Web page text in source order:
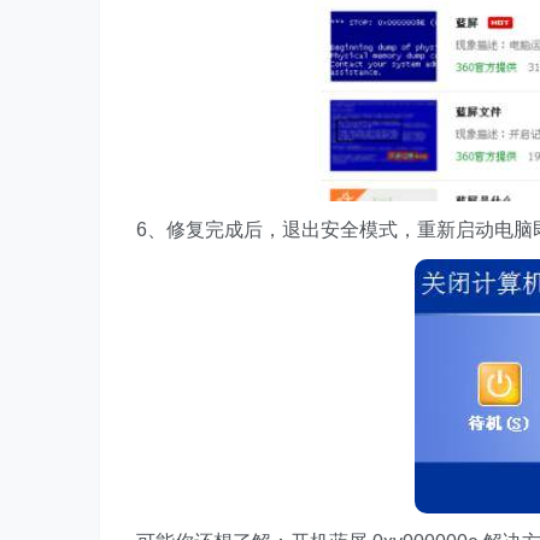
6、修复完成后，退出安全模式，重新启动电脑